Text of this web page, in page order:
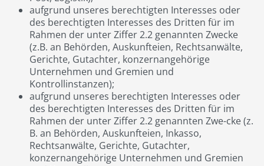
aufgrund unseres berechtigten Interesses oder
des berechtigten Interesses des Dritten für im
Rahmen der unter Ziffer 2.2 genannten Zwecke
(z.B. an Behörden, Auskunfteien, Rechtsanwälte,
Gerichte, Gutachter, konzernangehörige
Unternehmen und Gremien und
Kontrollinstanzen);
aufgrund unseres berechtigten Interesses oder
des berechtigten Interesses des Dritten für im
Rahmen der unter Ziffer 2.2 genannten Zwe-cke (z.
B. an Behörden, Auskunfteien, Inkasso,
Rechtsanwälte, Gerichte, Gutachter,
konzernangehörige Unternehmen und Gremien